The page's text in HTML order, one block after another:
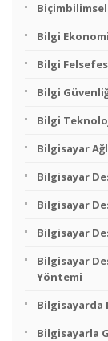
Bilgi
Bilgi
Bilgi
Bilgi
Bilgisayar
Bilgisayar
Bilgisayar
Bilgisayar
Bilgisayar
Yöntemi
Bilgisayarda
Bilgisayarla